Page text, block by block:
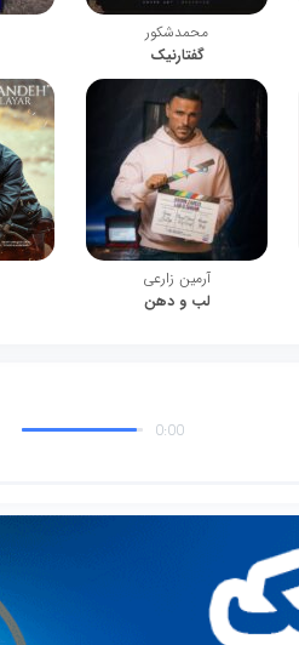
محمدشکور
گفتارنیک
آرمین زارعی
لب و دهن
0:00